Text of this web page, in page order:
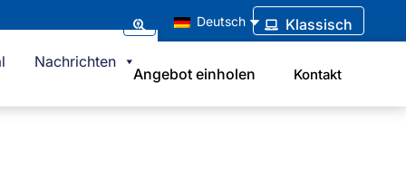
Deutsch Klassisch
Nachrichten
Angebot einholen Kontakt